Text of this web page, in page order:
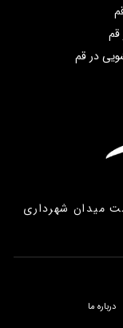
قم
در قم
میدان شهرداری
درباره ما